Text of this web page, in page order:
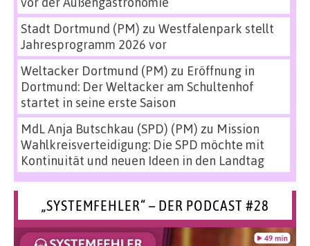
Stadt Dortmund (PM) zu Westfalenpark stellt
Jahresprogramm 2026 vor
Weltacker Dortmund (PM) zu Eröffnung in
Dortmund: Der Weltacker am Schultenhof
startet in seine erste Saison
MdL Anja Butschkau (SPD) (PM) zu Mission
Wahlkreisverteidigung: Die SPD möchte mit
Kontinuität und neuen Ideen in den Landtag
„SYSTEMFEHLER“ – DER PODCAST #28